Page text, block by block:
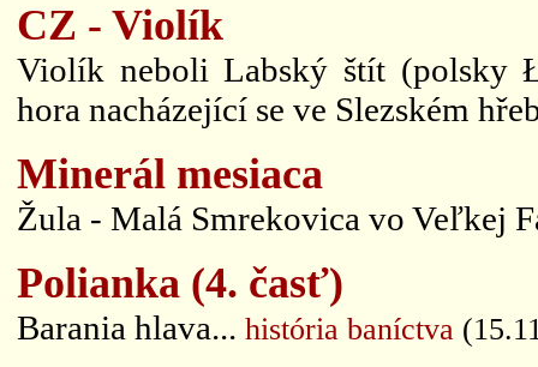
CZ - Violík
Violík neboli Labský štít (polsky
hora nacházející se ve Slezském
Minerál mesiaca
Žula - Malá Smrekovica vo Veľkej
Polianka (4. časť)
Barania hlava... história baníctva